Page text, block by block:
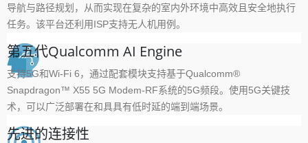
导航与路径规划，从而实现在复杂的室内外环境中高效且安全地执行
任务。该平台还利用ISP支持无人机用例。
第五代Qualcomm AI Engine
支持5G和Wi-Fi 6，通过配套模块支持基于Qualcomm®
Snapdragon™ X55 5G Modem-RF系统的5G频段。使用5G关键技
术，可以广泛部署在和具具有低时延的端到端场景。
先进的连接性